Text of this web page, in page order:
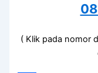
( Klik pada nomor